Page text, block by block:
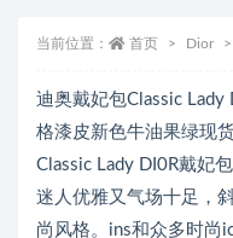
当前位置： 首页 Dior
迪奥戴妃包Classic
格漆皮新色牛油果绿现
Classic Lady DI0R戴妃
迷人优雅又气场十足，
尚风格。ins和众多时尚